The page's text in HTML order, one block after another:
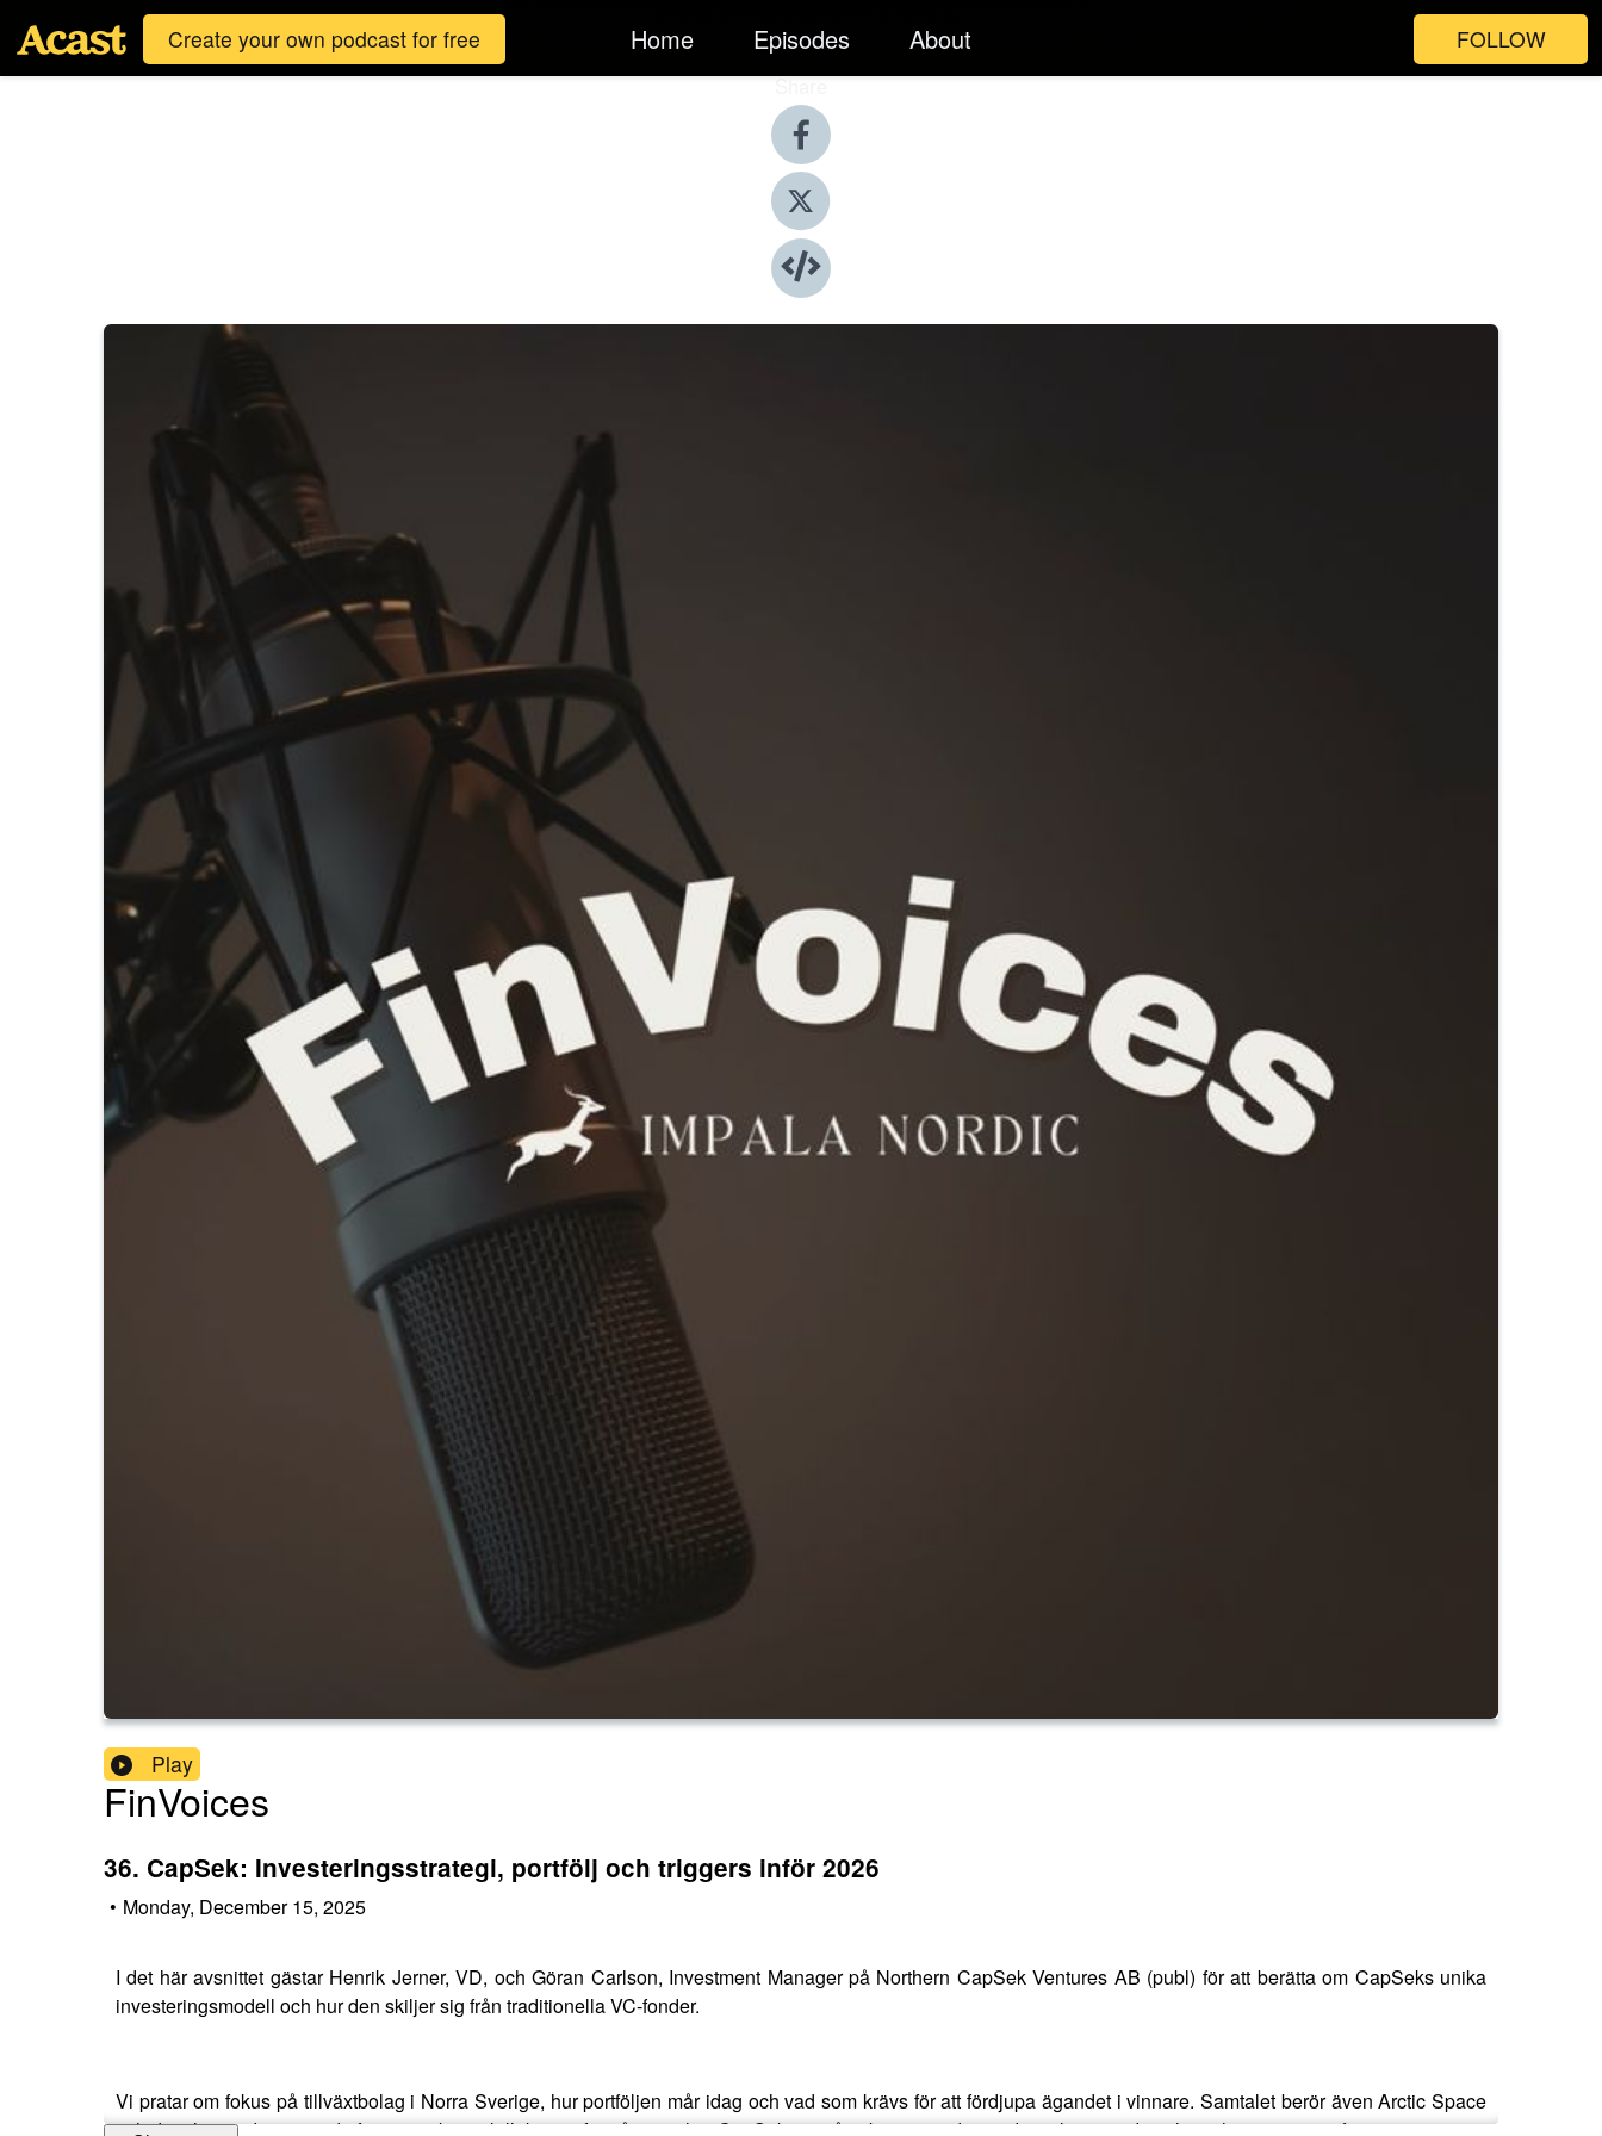
Create your own podcast for free Home Episodes About FOLLOW
Share
Play
FinVoices
36. CapSek: Investeringsstrategi, portfölj och triggers inför 2026
• Monday, December 15, 2025
I det här avsnittet gästar Henrik Jerner, VD, och Göran Carlson, Investment Manager på Northern CapSek Ventures AB (publ) för att berätta om CapSeks unika
investeringsmodell och hur den skiljer sig från traditionella VC-fonder.
Vi pratar om fokus på tillväxtbolag i Norra Sverige, hur portföljen mår idag och vad som krävs för att fördjupa ägandet i vinnare. Samtalet berör även Arctic Space
och det planerade omvända förvärvet, kapitalallokering framåt samt hur CapSek ser på substansvärde, värdesynliggörande och möjliga triggers inför 2026.